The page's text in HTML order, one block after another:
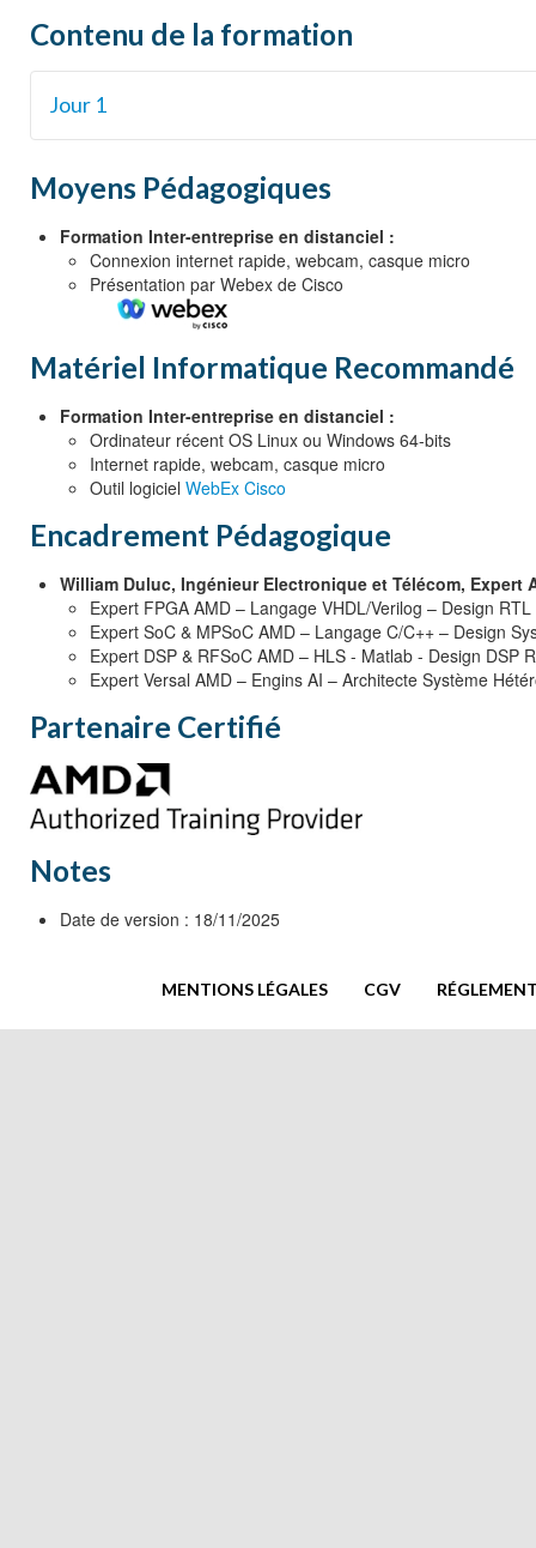
Contenu de la formation
Jour 1
Approche de migration de la conception système {Lecture}
Flux des outils de conception {Lecture, Démo}
Introduction et concepts des réseaux sur puce (NoC)
Considérations relatives à la migration de la conception
Moyens Pédagogiques
Formation Inter-entreprise en distanciel :
Connexion internet rapide, webcam, casque micro
Présentation par Webex de Cisco
Matériel Informatique Recommandé
Formation Inter-entreprise en distanciel :
Ordinateur récent OS Linux ou Windows 64-bits
Internet rapide, webcam, casque micro
Outil logiciel WebEx Cisco
Encadrement Pédagogique
William Duluc, Ingénieur Electronique et Télécom, Expert
Expert FPGA AMD – Langage VHDL/Verilog – Design RTL
Expert SoC & MPSoC AMD – Langage C/C++ – Design
Expert DSP & RFSoC AMD – HLS - Matlab - Design DSP
Expert Versal AMD – Engins AI – Architecte Système
Partenaire Certifié
Notes
Date de version : 18/11/2025
MENTIONS LÉGALES CGV